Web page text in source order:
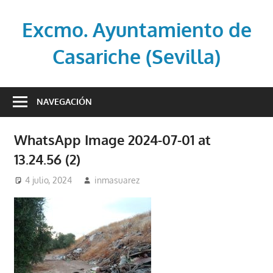
contenidoExcmo. Ayuntamiento de
Casariche (Sevilla)
oficial
de
Casariche
(Sevilla)
NAVEGACIÓN
WhatsApp Image 2024-07-01 at
13.24.56 (2)
4 julio, 2024 inmasuarez